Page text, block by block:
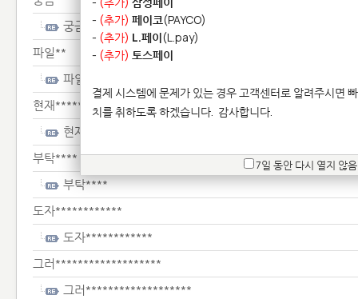
궁금*******
파일**
파일**
현재******************************
현재******************************
부탁****
부탁****
도자************
도자************
그러*******************
그러*******************
- (추가) 페이코(PAYCO)
- (추가) L.페이(L.pay)
- (추가) 토스페이
결제 시스템에 문제가 있는 경우 고객센터로 알려주시면
치를 취하도록 하겠습니다. 감사합니다.
7일 동안 다시 열지 않음